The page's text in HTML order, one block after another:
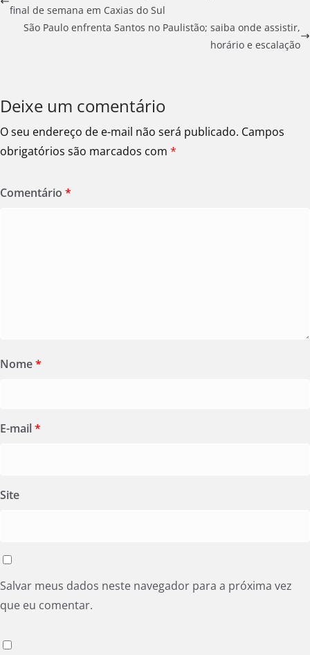
final de semana em Caxias do Sul
São Paulo enfrenta Santos no Paulistão; saiba onde assistir,
horário e escalação
Deixe um comentário
O seu endereço de e-mail não será publicado. Campos
obrigatórios são marcados com *
Comentário *
Nome*
E-mail*
Site
Salvar meus dados neste navegador para a próxima vez
que eu comentar.